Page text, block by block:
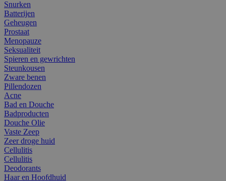
Snurken
Batterijen
Geheugen
Prostaat
Menopauze
Seksualiteit
Spieren en gewrichten
Steunkousen
Zware benen
Pillendozen
Acne
Bad en Douche
Badproducten
Douche Olie
Vaste Zeep
Zeer droge huid
Cellulitis
Cellulitis
Deodorants
Haar en Hoofdhuid